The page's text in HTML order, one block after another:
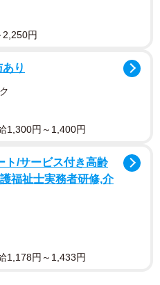
円
り
1,300円～1,400円
ト/サービス付き高齢
福祉士実務者研修,介
1,178円～1,433円